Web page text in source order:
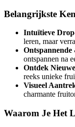
Belangrijkste
Intuïtieve
leren, maar
Ontspannende
ontspannen na
Ontdek
reeks unieke
Visueel
charmante
Waarom Je Het